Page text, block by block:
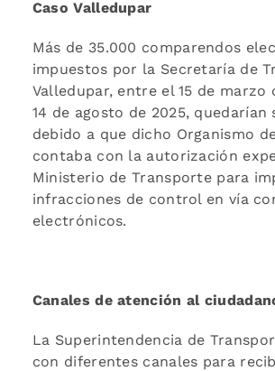
Caso Valledupar
Más de 35.000 comparendos
impuestos por la Secretaría de
Valledupar, entre el 15 de marzo
14 de agosto de 2025, quedarían
debido a que dicho Organismo
contaba con la autorización
Ministerio de Transporte para
infracciones de control en vía
electrónicos.
Canales de atención al
La Superintendencia de
con diferentes canales para